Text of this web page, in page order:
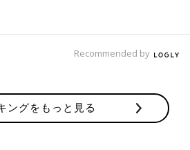
Recommended by
ングをもっと見る